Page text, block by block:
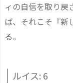
ィの自信を取り戻
ば、それこそ『新
る。
ルイス: 6